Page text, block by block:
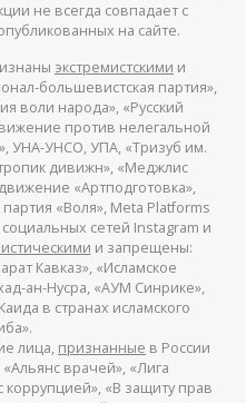
не всегда совпадает с
на сайте.
экстремистскими и
большевистская партия»,
воли народа», «Русский
против нелегальной
УНА-УНСО, УПА, «Тризуб им.
дивижн», «Меджлис
«Артподготовка»,
«Воля», Meta Platforms
сетей Instagram и
и запрещены:
Кавказ», «Исламское
ан-Нусра, «АУМ Синрике»,
в странах исламского
лица, признанные в России
врачей», «Лига
«В защиту прав